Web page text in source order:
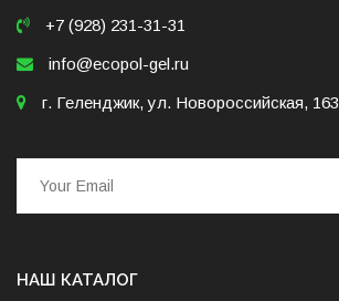
+7 (928) 231-31-31
info@ecopol-gel.ru
г. Геленджик, ул. Новороссийская, 163
НАШ КАТАЛОГ